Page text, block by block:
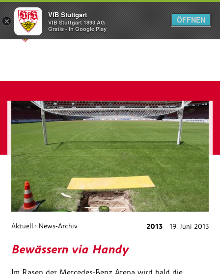
Menü
Aktuell › News-Archiv 2013 19. Juni 2013
Bewässern via Handy
×
VfB Stuttgart
VfB Stuttgart 1893 AG
Gratis - In Google Play
ÖFFNEN